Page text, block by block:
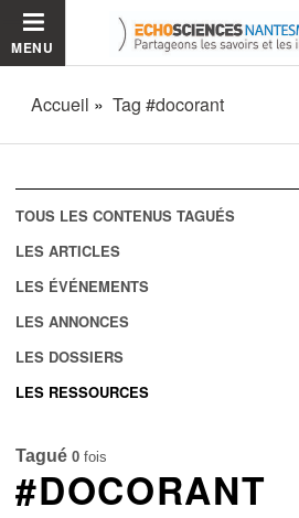
MENU
Accueil Tag #docorant
TOUS LES CONTENUS TAGUÉS
LES ARTICLES
LES ÉVÉNEMENTS
LES ANNONCES
LES DOSSIERS
LES RESSOURCES
Tagué 0 fois
#DOCORANT